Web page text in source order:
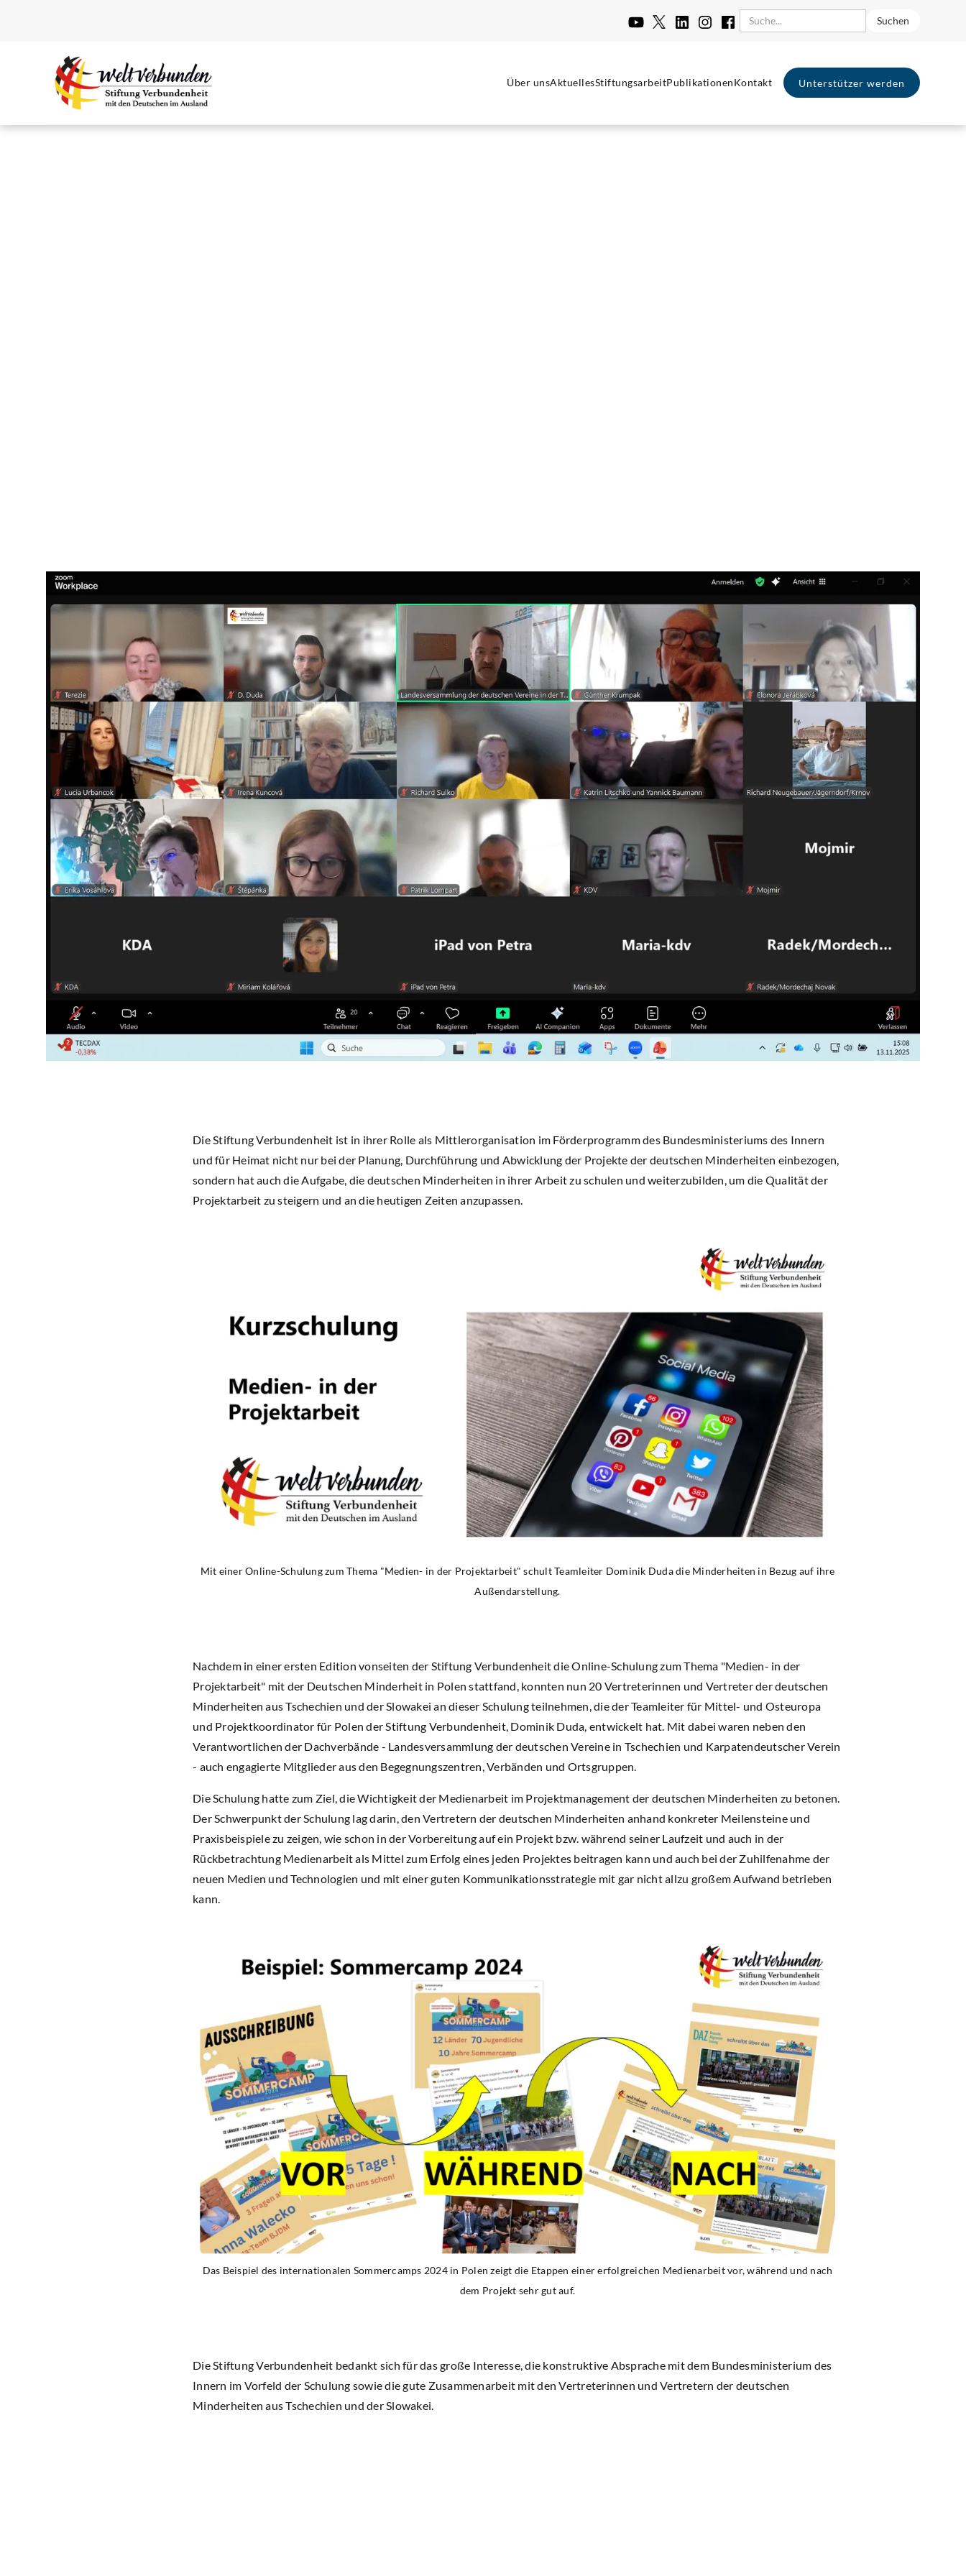
Über unsAktuellesStiftungsarbeitPublikationenKontakt Unterstützer werden
Die Stiftung Verbundenheit ist in ihrer Rolle als Mittlerorganisation im Förderprogramm des Bundesministeriums des Innern
und für Heimat nicht nur bei der Planung, Durchführung und Abwicklung der Projekte der deutschen Minderheiten einbezogen,
sondern hat auch die Aufgabe, die deutschen Minderheiten in ihrer Arbeit zu schulen und weiterzubilden, um die Qualität der
Projektarbeit zu steigern und an die heutigen Zeiten anzupassen.
Mit einer Online-Schulung zum Thema "Medien- in der Projektarbeit" schult Teamleiter Dominik Duda die Minderheiten in Bezug auf ihre
Außendarstellung.
Nachdem in einer ersten Edition vonseiten der Stiftung Verbundenheit die Online-Schulung zum Thema "Medien- in der
Projektarbeit" mit der Deutschen Minderheit in Polen stattfand, konnten nun 20 Vertreterinnen und Vertreter der deutschen
Minderheiten aus Tschechien und der Slowakei an dieser Schulung teilnehmen, die der Teamleiter für Mittel- und Osteuropa
und Projektkoordinator für Polen der Stiftung Verbundenheit, Dominik Duda, entwickelt hat. Mit dabei waren neben den
Verantwortlichen der Dachverbände - Landesversammlung der deutschen Vereine in Tschechien und Karpatendeutscher Verein
- auch engagierte Mitglieder aus den Begegnungszentren, Verbänden und Ortsgruppen.
Die Schulung hatte zum Ziel, die Wichtigkeit der Medienarbeit im Projektmanagement der deutschen Minderheiten zu betonen.
Der Schwerpunkt der Schulung lag darin, den Vertretern der deutschen Minderheiten anhand konkreter Meilensteine und
Praxisbeispiele zu zeigen, wie schon in der Vorbereitung auf ein Projekt bzw. während seiner Laufzeit und auch in der
Rückbetrachtung Medienarbeit als Mittel zum Erfolg eines jeden Projektes beitragen kann und auch bei der Zuhilfenahme der
neuen Medien und Technologien und mit einer guten Kommunikationsstrategie mit gar nicht allzu großem Aufwand betrieben
kann.
Das Beispiel des internationalen Sommercamps 2024 in Polen zeigt die Etappen einer erfolgreichen Medienarbeit vor, während und nach
dem Projekt sehr gut auf.
Die Stiftung Verbundenheit bedankt sich für das große Interesse, die konstruktive Absprache mit dem Bundesministerium des
Innern im Vorfeld der Schulung sowie die gute Zusammenarbeit mit den Vertreterinnen und Vertretern der deutschen
Minderheiten aus Tschechien und der Slowakei.